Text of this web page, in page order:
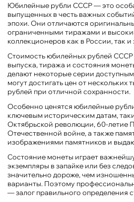
Юбилейные рубли СССР — это
выпущенных в честь важных
эпохи. Они отличаются
ограниченными тиражами и
коллекционеров как в России, так
Стоимость юбилейных рублей СССР
выпуска, тиража и состояния
делают некоторые серии
могут достигать цен от нескольких
рублей при отличной сохранности.
Особенно ценятся юбилейные
ключевым историческим датам,
Октябрьской революции, 60-летие
Отечественной войне, а также
изображениями памятников и
Состояние монеты играет
экземпляры в запайке или без
значительно дороже, чем
варианты. Поэтому
— залог правильного определения